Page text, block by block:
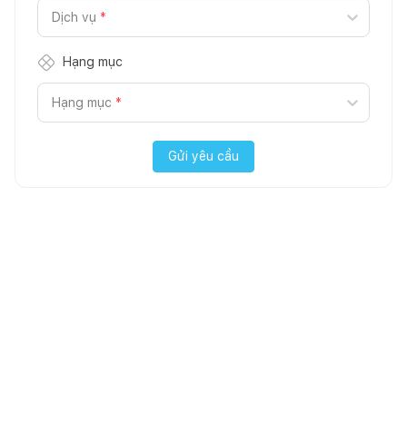
Dịch vụ *
Hạng mục
Hạng mục *
Gửi yêu cầu